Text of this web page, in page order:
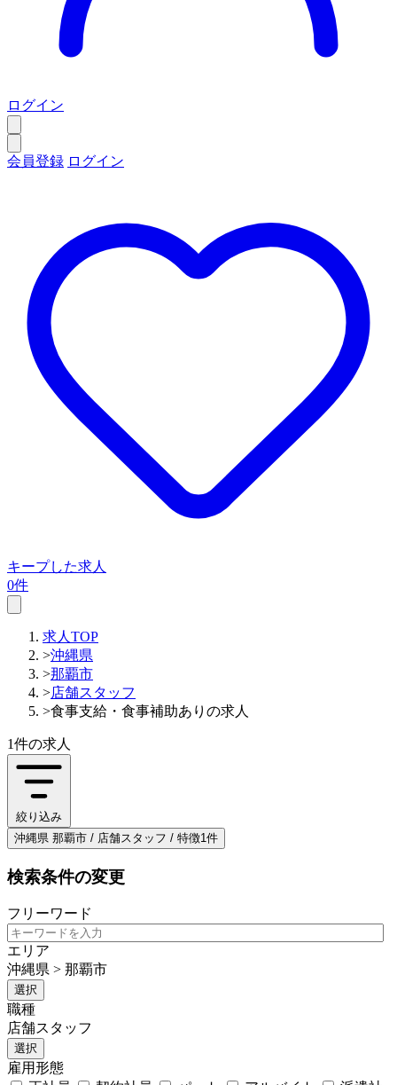
ログイン
会員登録 ログイン
キープした求人
0件
求人TOP
>沖縄県
>那覇市
>店舗スタッフ
>食事支給・食事補助ありの求人
1件の求人
絞り込み
沖縄県 那覇市 / 店舗スタッフ / 特徴1件
検索条件の変更
フリーワード
エリア
沖縄県 > 那覇市
選択
職種
店舗スタッフ
選択
雇用形態